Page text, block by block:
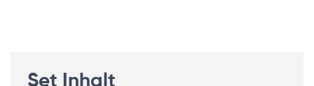
Set Inhalt